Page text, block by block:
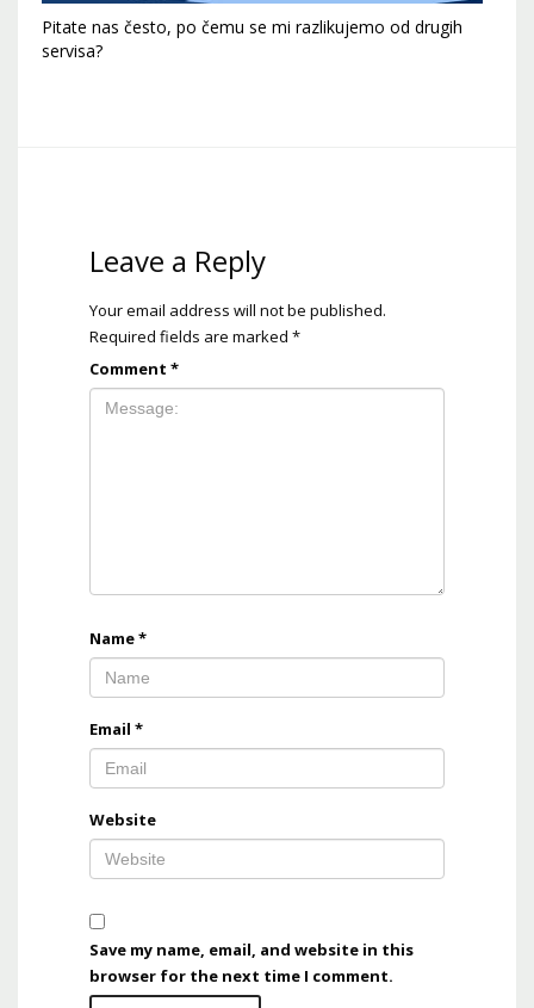
Pitate nas često, po čemu se mi razlikujemo od drugih
servisa?
Leave a Reply
Your email address will not be published.
Required fields are marked *
Comment *
Name*
Email *
Website
Save my name, email, and website in this
browser for the next time I comment.